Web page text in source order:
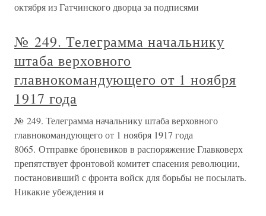
октября из Гатчинского дворца за подписями
№ 249. Телеграмма начальнику
штаба верховного
главнокомандующего от 1 ноября
1917 года
№ 249. Телеграмма начальнику штаба верховного
главнокомандующего от 1 ноября 1917 года
8065. Отправке броневиков в распоряжение Главковерх
препятствует фронтовой комитет спасения революции,
постановивший с фронта войск для борьбы не посылать.
Никакие убеждения и